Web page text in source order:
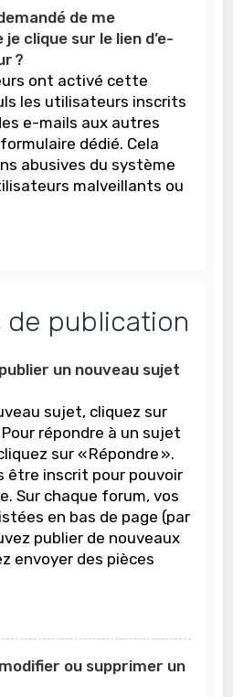
de me
clique sur le lien d’e-
?
ont activé cette
les utilisateurs inscrits
e-mails aux autres
dédié. Cela
abusives du système
malveillants ou
de publication
un nouveau sujet
sujet, cliquez sur
répondre à un sujet
sur « Répondre ».
être inscrit pour pouvoir
Sur chaque forum, vos
en bas de page (par
publier de nouveaux
envoyer des pièces
ou supprimer un